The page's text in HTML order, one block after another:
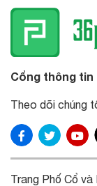
Cổng thông tin
Theo dõi chúng
Trang Phố Cổ